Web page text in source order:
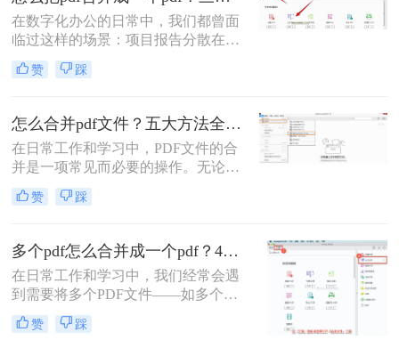
PDF合并指南，助你告别效率低下与
安全隐患。
在数字化办公的日常中，我们都曾面
临过这样的场景：项目报告分散在多
个PDF里，学术论文章节各自独立，
或是一堆扫描合同需要整合。PDF合
响着我们的信息处理效率与专业形
象。那么怎么把pdf合并成一个pdf
呢？今天，作为一名深耕办公软件领
域多年的测评博主，我将为你揭秘三
种最高效的PDF合并方案，帮你彻底
摆脱文档管理的困扰。
赞 踩
怎么合并pdf文件？五大方法全解析！
在日常工作和学习中，PDF文件的合
并是一项常见而必要的操作。无论是
整理报告、合并多个章节的电子书，
还是将扫描件整合为一份完整文档，
而，面对市场上琳琅满目的工具和方
法，许多用户往往感到困惑：哪种方
法最快捷？哪种最安全？怎么合并pdf
文件=
赞 踩
多个pdf怎么合并成一个pdf？4种合并pdf方法详解！
在日常工作和学习中，我们经常会遇
到需要将多个PDF文件——如多个章
节的电子书、一系列扫描件、不同来
源的报告或发票——整合为一个单一
赞 踩